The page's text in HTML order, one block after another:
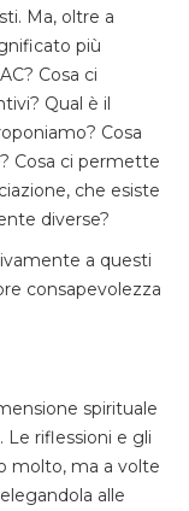
Ma, oltre a
più
Cosa ci
Qual è il
Cosa
Cosa ci permette
che esiste
diverse?
a questi
consapevolezza
spirituale
Le riflessioni e gli
molto, ma a volte
alle